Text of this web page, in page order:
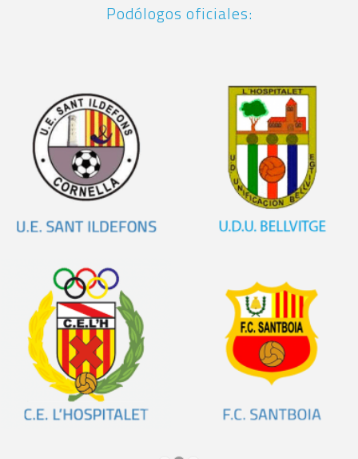
Podólogos oficiales: